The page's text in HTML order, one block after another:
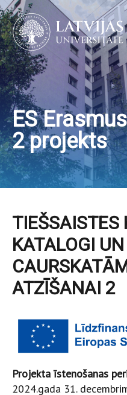
ES
2 projekts
TIEŠSAISTES
KATALOGI
ATZĪŠANAI 2
Projekta īstenošanas
2024.gada 31.